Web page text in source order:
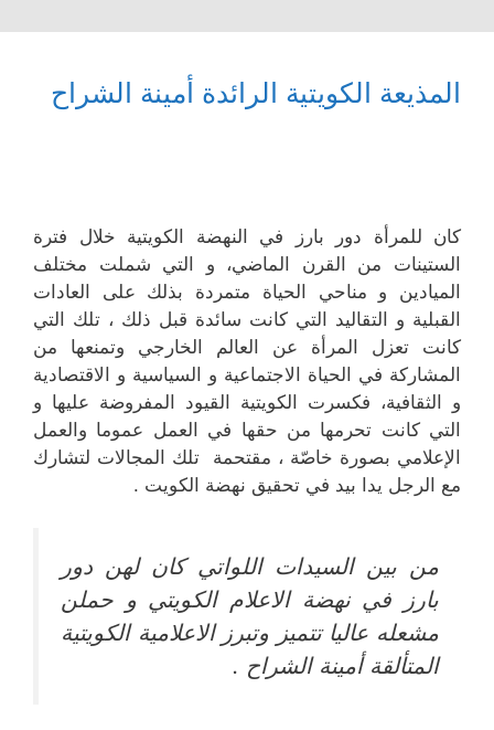
المذيعة الكويتية الرائدة أمينة الشراح
كان للمرأة دور بارز في النهضة الكويتية خلال فترة
الستينات من القرن الماضي، و التي شملت مختلف
الميادين و مناحي الحياة متمردة بذلك على العادات
القبلية و التقاليد التي كانت سائدة قبل ذلك ، تلك التي
كانت تعزل المرأة عن العالم الخارجي وتمنعها من
المشاركة في الحياة الاجتماعية و السياسية و الاقتصادية
و الثقافية، فكسرت الكويتية القيود المفروضة عليها و
التي كانت تحرمها من حقها في العمل عموما والعمل
الإعلامي بصورة خاصّة ، مقتحمة تلك المجالات لتشارك
مع الرجل يدا بيد في تحقيق نهضة الكويت .
من بين السيدات اللواتي كان لهن دور
بارز في نهضة الاعلام الكويتي و حملن
مشعله عاليا تتميز وتبرز الاعلامية الكويتية
المتألقة أمينة الشراح .